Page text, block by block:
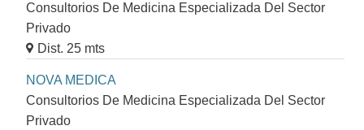
Consultorios De Medicina Especializada Del Sector
Privado
Dist. 25 mts
NOVA MEDICA
Consultorios De Medicina Especializada Del Sector
Privado